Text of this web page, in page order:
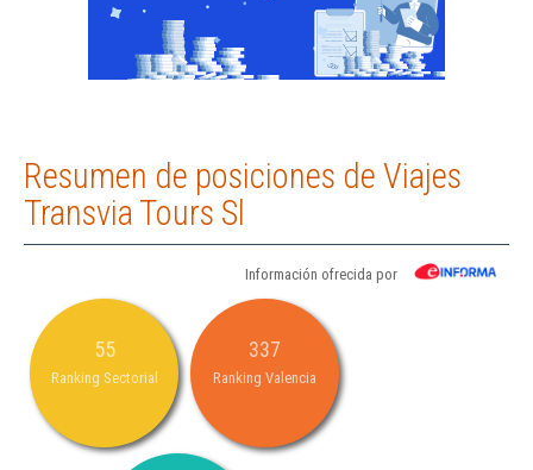
Resumen de posiciones de Viajes
Transvia Tours Sl
Información ofrecida por
55
Ranking Sectorial
337
Ranking Valencia